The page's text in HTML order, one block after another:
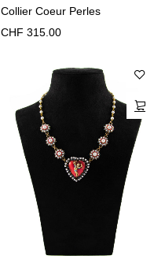
Collier Coeur Perles
CHF 315.00